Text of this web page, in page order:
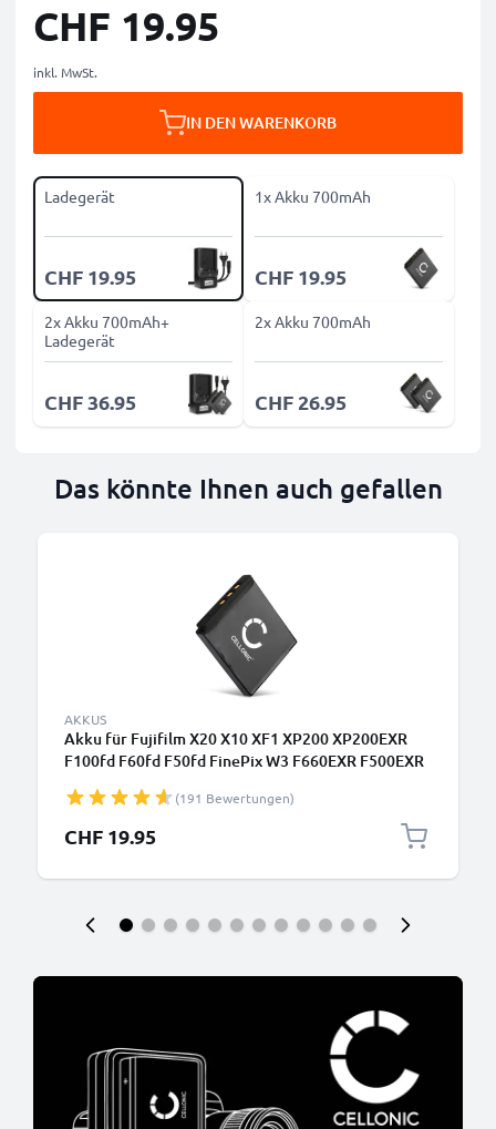
CHF 19.95
inkl. MwSt.
IN DEN WARENKORB
Ladegerät
CHF 19.95
1x Akku 700mAh
CHF 19.95
2x Akku 700mAh+
Ladegerät
CHF 36.95
2x Akku 700mAh
CHF 26.95
Das könnte Ihnen auch gefallen
AKKUS
Akku für Fujifilm X20 X10 XF1 XP200 XP200EXR
F100fd F60fd F50fd FinePix W3 F660EXR F500EXR
(191 Bewertungen)
CHF 19.95